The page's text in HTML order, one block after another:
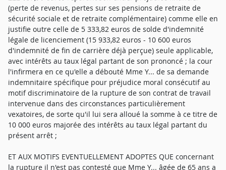
(perte de revenus, pertes sur ses pensions de retraite de
sécurité sociale et de retraite complémentaire) comme elle en
justifie outre celle de 5 333,82 euros de solde d'indemnité
légale de licenciement (15 933,82 euros - 10 600 euros
d'indemnité de fin de carrière déjà perçue) seule applicable,
avec intérêts au taux légal partant de son prononcé ; la cour
l'infirmera en ce qu'elle a débouté Mme Y... de sa demande
indemnitaire spécifique pour préjudice moral consécutif au
motif discriminatoire de la rupture de son contrat de travail
intervenue dans des circonstances particulièrement
vexatoires, de sorte qu'il lui sera alloué la somme à ce titre de
10 000 euros majorée des intérêts au taux légal partant du
présent arrêt ;
ET AUX MOTIFS EVENTUELLEMENT ADOPTES QUE concernant
la rupture il n'est pas contesté que Mme Y... âgée de 65 ans a